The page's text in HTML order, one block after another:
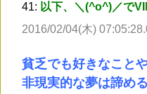
41: 以下、＼(^o^)／で
2016/02/04(木)
貧乏でも好きなこと
非現実的な夢は諦め